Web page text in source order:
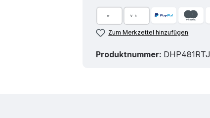
Zum Merkzettel hinzufügen
Produktnummer: DHP481RTJ